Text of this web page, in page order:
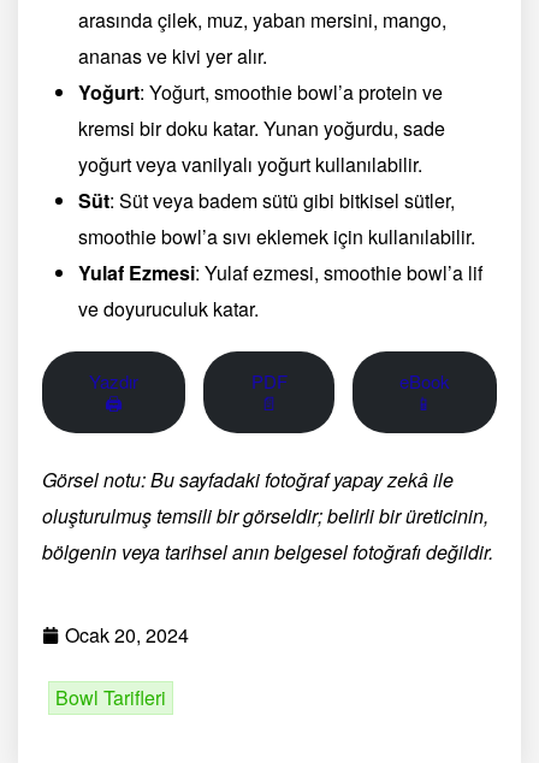
arasında çilek, muz, yaban mersini, mango,
ananas ve kivi yer alır.
Yoğurt: Yoğurt, smoothie bowl’a protein ve
kremsi bir doku katar. Yunan yoğurdu, sade
yoğurt veya vanilyalı yoğurt kullanılabilir.
Süt: Süt veya badem sütü gibi bitkisel sütler,
smoothie bowl’a sıvı eklemek için kullanılabilir.
Yulaf Ezmesi: Yulaf ezmesi, smoothie bowl’a lif
ve doyuruculuk katar.
Yazdır
🖨
PDF
📄
eBook
📱
Görsel notu: Bu sayfadaki fotoğraf yapay zekâ ile
oluşturulmuş temsili bir görseldir; belirli bir üreticinin,
bölgenin veya tarihsel anın belgesel fotoğrafı değildir.
Ocak 20, 2024
Bowl Tarifleri